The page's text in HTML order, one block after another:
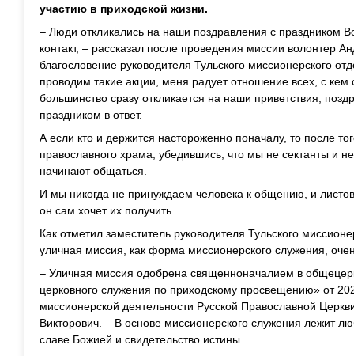
участию в приходской жизни.
– Люди откликались на наши поздравления с праздником
контакт, – рассказал после проведения миссии волонтер
благословение руководителя Тульского миссионерского
проводим такие акции, меня радует отношение всех, с
большинство сразу откликается на наши приветствия,
праздником в ответ.
А если кто и держится настороженно поначалу, то после
православного храма, убедившись, что мы не сектанты и
начинают общаться.
И мы никогда не принуждаем человека к общению, и
он сам хочет их получить.
Как отметил заместитель руководителя Тульского
уличная миссия, как форма миссионерского служения,
– Уличная миссия одобрена священноначалием в
церковного служения по приходскому просвещению» от
миссионерской деятельности Русской Православной
Викторович. – В основе миссионерского служения лежит
славе Божией и свидетельство истины.